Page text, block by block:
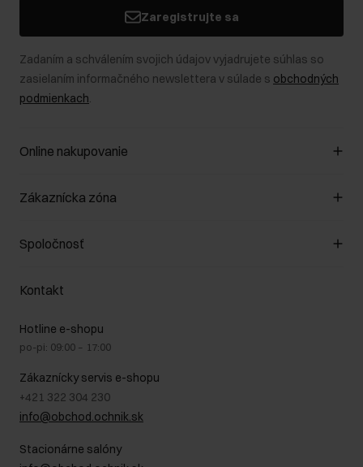
Zaregistrujte sa
Zadaním a schválením svojich údajov vyjadrujete súhlas so
zasielaním informačného newslettera v súlade s obchodných
podmienkach.
Online nakupovanie
Spravovať súbory cookie
Spôsob platby
Vrátenie
Zákaznícka zóna
Zákazníky klub
Pravidlá propagácie
Starostlivosť o kožu
Bezpečné nakupovanie
Blog
Najčastejšie kladené otázky (FAQ)
Spoločnosť
O nás
GDPR - Zásady ochrany osobných údajov
Právne informácie
Kontakt
Hotline e-shopu
po-pi: 09:00 – 17:00
Zákaznícky servis e-shopu
+421 322 304 230
info@obchod.ochnik.sk
Stacionárne salóny